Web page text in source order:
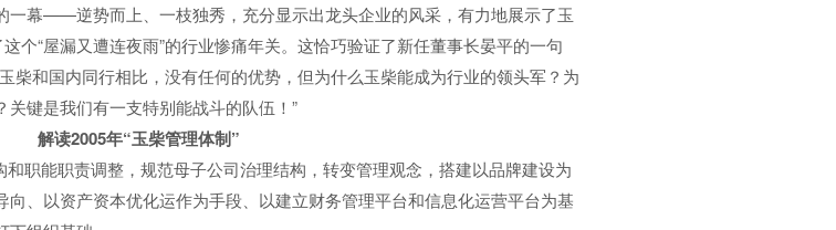
一幕——逆势而上、一枝独秀，充分显示出龙头企业的风采，有力地展示了玉
个“屋漏又遭连夜雨”的行业惨痛年关。这恰巧验证了新任董事长晏平的一句
柴和国内同行相比，没有任何的优势，但为什么玉柴能成为行业的领头军？为
键是我们有一支特别能战斗的队伍！”
解读2005年“玉柴管理体制”
职能职责调整，规范母子公司治理结构，转变管理观念，搭建以品牌建设为
、以资产资本优化运作为手段、以建立财务管理平台和信息化运营平台为基